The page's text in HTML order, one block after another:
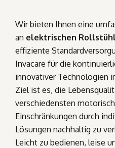
Wir bieten Ihnen eine
an elektrischen
effiziente
Invacare für die
innovativer Technologien
Ziel ist es, die
verschiedensten
Einschränkungen durch
Lösungen
Leicht zu bedienen, leise